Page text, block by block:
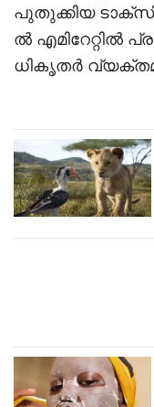
പുതുക്കിയ
ൽ എമിറേറ്റിൽ
ധികൃതർ